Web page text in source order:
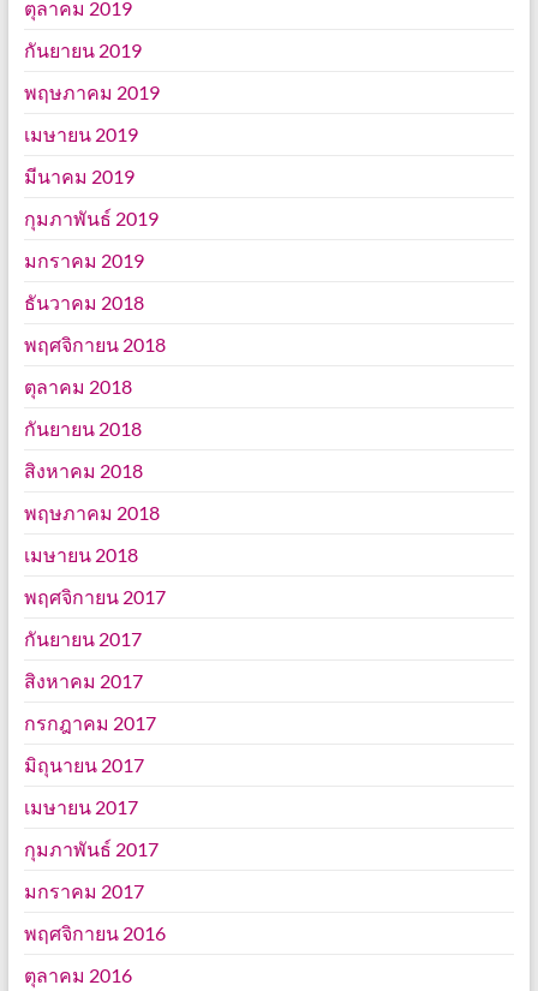
ตุลาคม 2019
กันยายน 2019
พฤษภาคม 2019
เมษายน 2019
มีนาคม 2019
กุมภาพันธ์ 2019
มกราคม 2019
ธันวาคม 2018
พฤศจิกายน 2018
ตุลาคม 2018
กันยายน 2018
สิงหาคม 2018
พฤษภาคม 2018
เมษายน 2018
พฤศจิกายน 2017
กันยายน 2017
สิงหาคม 2017
กรกฎาคม 2017
มิถุนายน 2017
เมษายน 2017
กุมภาพันธ์ 2017
มกราคม 2017
พฤศจิกายน 2016
ตุลาคม 2016